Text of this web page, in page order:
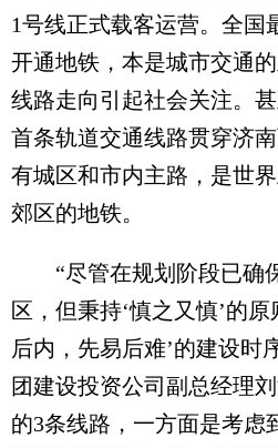
1号线正式载客运营。全国
开通地铁，本是城市交通
线路走向引起社会关注。
首条轨道交通线路贯穿济
有城区和市内主路，是世
郊区的地铁。
“尽管在规划阶段已确
区，但秉持‘慎之又慎’的
后内，先易后难’的建设时
团建设投资公司副总经理
的3条线路，一方面是考虑